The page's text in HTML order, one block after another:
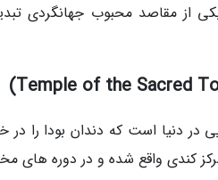
از مقاصد محبوب جهانگردی
در دنیا است که دندان بودا را در
کندی واقع شده و در دوره های